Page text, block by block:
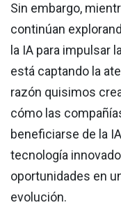
Sin embargo,
continúan
la IA para impulsar
está captando la
razón quisimos
cómo las
beneficiarse de la
tecnología
oportunidades en
evolución.